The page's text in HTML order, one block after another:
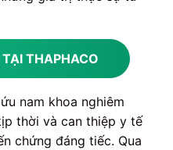
THAPHACO
nam khoa nghiêm
thời và can thiệp y tế
chứng đáng tiếc. Qua